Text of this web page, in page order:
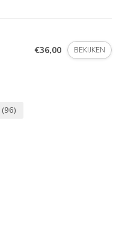
€36,00 BEKIJKEN
(96)